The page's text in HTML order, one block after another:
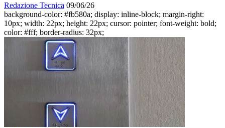
Redazione Tecnica 09/06/26
background-color: #fb580a; display: inline-block; margin-right:
10px; width: 22px; height: 22px; cursor: pointer; font-weight: bold;
color: #fff; border-radius: 32px;